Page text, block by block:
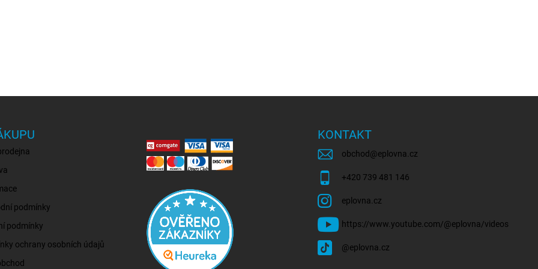
podmínky
podmínky
ochrany osobních údajů
KONTAKT
obchod @eplovna.cz
+420 739 481 146
eplovna.cz
https://www.youtube.com/@eplovna/videos
@eplovna.cz